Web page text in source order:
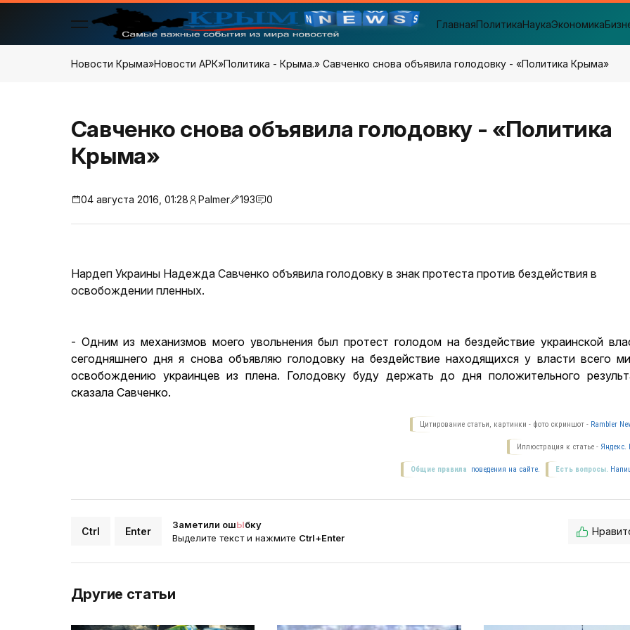
ГлавнаяПолитикаНаукаЭкономика
Новости Крыма»Новости АРК»Политика - Крыма.» Савченко снова объявила голодовку - «Политика Крыма»
Савченко снова объявила голодовку - «Политика
Крыма»
04 августа 2016, 01:28 Palmer 193 0
Нардеп Украины Надежда Савченко объявила голодовку в знак протеста против бездействия в
освобождении пленных.
- Одним из механизмов моего увольнения был протест голодом на бездействие украинской
сегодняшнего дня я снова объявляю голодовку на бездействие находящихся у власти всего
освобождению украинцев из плена. Голодовку буду держать до дня положительного
сказала Савченко.
Цитирование статьи, картинки - фото скриншот - Rambler
Иллюстрация к статье - Яндекс.
Есть вопросы.
Общие правила поведения на сайте.
Ctrl Enter
Заметили ошЫбку
Выделите текст и нажмите Ctrl+Enter
Другие статьи